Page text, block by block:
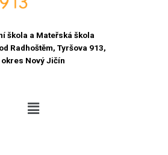
škola a Mateřská škola
Radhoštěm, Tyršova 913,
okres Nový Jičín